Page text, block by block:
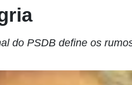
do PSDB define os